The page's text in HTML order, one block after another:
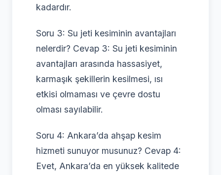
kadardır.
Soru 3: Su jeti kesiminin avantajları
nelerdir? Cevap 3: Su jeti kesiminin
avantajları arasında hassasiyet,
karmaşık şekillerin kesilmesi, ısı
etkisi olmaması ve çevre dostu
olması sayılabilir.
Soru 4: Ankara’da ahşap kesim
hizmeti sunuyor musunuz? Cevap 4:
Evet, Ankara’da en yüksek kalitede